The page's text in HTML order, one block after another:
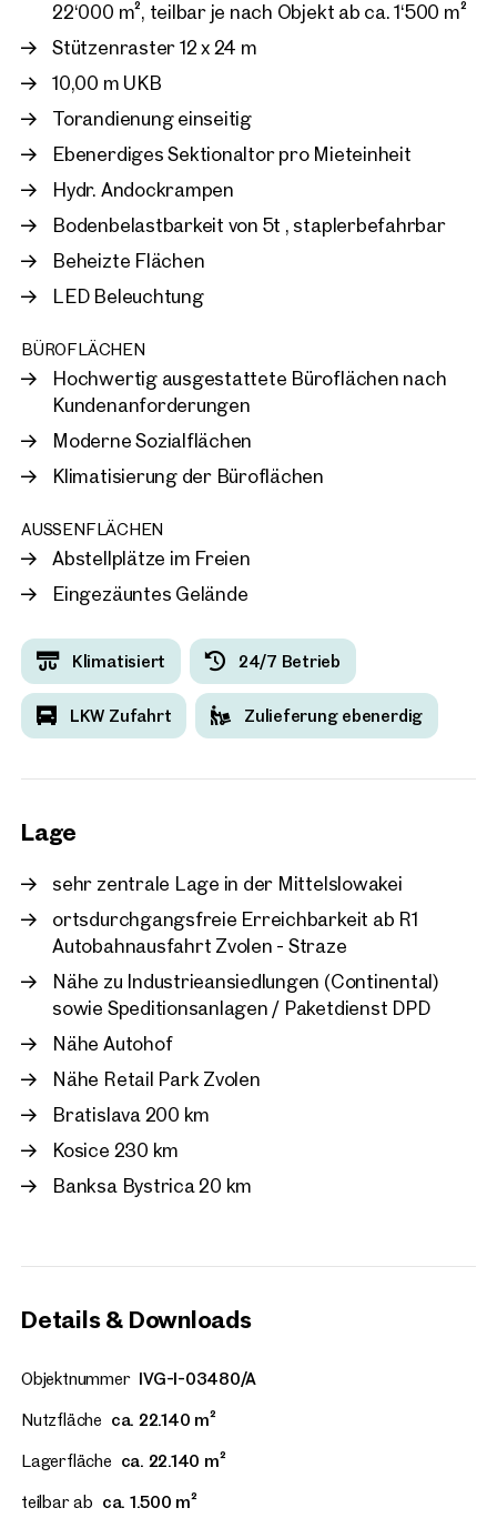
Eine weitere kundenspezifische Baurealisierung von
Nutzflächen über 10.000 m² ist im Bereich B2 und A möglich,
diese Ausbaustufen sind bereits baugenehmigt.
22‘000 m², teilbar je nach Objekt ab ca. 1‘500 m²
Stützenraster 12 x 24 m
10,00 m UKB
Torandienung einseitig
Ebenerdiges Sektionaltor pro Mieteinheit
Hydr. Andockrampen
Bodenbelastbarkeit von 5t , staplerbefahrbar
Beheizte Flächen
LED Beleuchtung
BÜROFLÄCHEN
Hochwertig ausgestattete Büroflächen nach
Kundenanforderungen
Moderne Sozialflächen
Klimatisierung der Büroflächen
AUSSENFLÄCHEN
Abstellplätze im Freien
Eingezäuntes Gelände
Klimatisiert 24/7 Betrieb
LKW Zufahrt Zulieferung ebenerdig
Lage
sehr zentrale Lage in der Mittelslowakei
ortsdurchgangsfreie Erreichbarkeit ab R1
Autobahnausfahrt Zvolen - Straze
Nähe zu Industrieansiedlungen (Continental)
sowie Speditionsanlagen / Paketdienst DPD
Nähe Autohof
Nähe Retail Park Zvolen
Bratislava 200 km
Kosice 230 km
Banksa Bystrica 20 km
Details & Downloads
Objektnummer IVG-I-03480/A
Nutzfläche ca. 22.140 m²
Lagerfläche ca. 22.140 m²
teilbar ab ca. 1.500 m²